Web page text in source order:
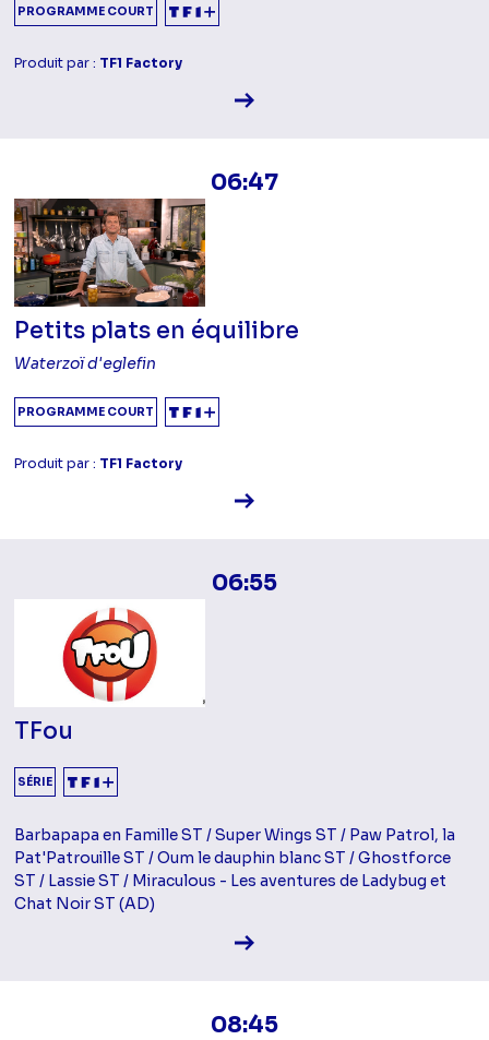
PROGRAMME COURT
Produit par : TF1 Factory
Voir la fiche diffusion
06:47
Petits plats en équilibre
Waterzoï d'eglefin
PROGRAMME COURT
Produit par : TF1 Factory
Voir la fiche diffusion
06:55
TFou
SÉRIE
Barbapapa en Famille ST / Super Wings ST / Paw Patrol, la
Pat'Patrouille ST / Oum le dauphin blanc ST / Ghostforce
ST / Lassie ST / Miraculous - Les aventures de Ladybug et
Chat Noir ST (AD)
Voir la fiche diffusion
08:45